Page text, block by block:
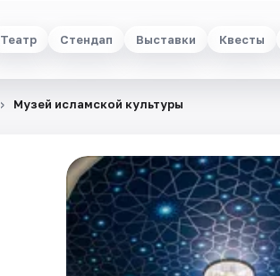
Театр Стендап Выставки Квесты
Музей исламской культуры